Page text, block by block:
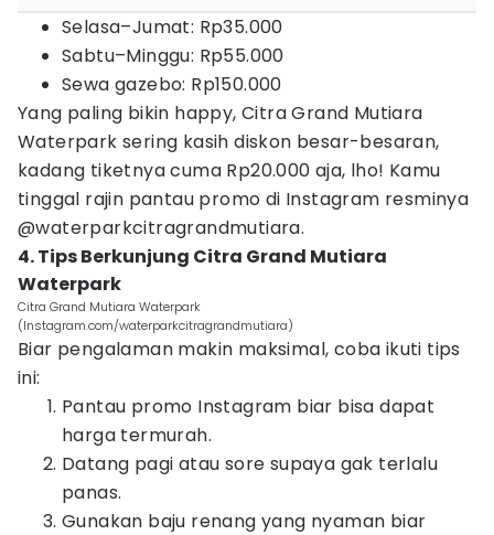
Selasa–Jumat: Rp35.000
Sabtu–Minggu: Rp55.000
Sewa gazebo: Rp150.000
Yang paling bikin happy, Citra Grand Mutiara
Waterpark sering kasih diskon besar-besaran,
kadang tiketnya cuma Rp20.000 aja, lho! Kamu
tinggal rajin pantau promo di Instagram resminya
@waterparkcitragrandmutiara.
4. Tips Berkunjung Citra Grand Mutiara
Waterpark
Citra Grand Mutiara Waterpark
(Instagram.com/waterparkcitragrandmutiara)
Biar pengalaman makin maksimal, coba ikuti tips
ini:
Pantau promo Instagram biar bisa dapat
harga termurah.
Datang pagi atau sore supaya gak terlalu
panas.
Gunakan baju renang yang nyaman biar